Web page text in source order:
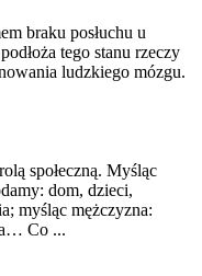
braku posłuchu u
tego stanu rzeczy
ludzkiego mózgu.
społeczną. Myśląc
dom, dzieci,
; myśląc mężczyzna:
Co ...